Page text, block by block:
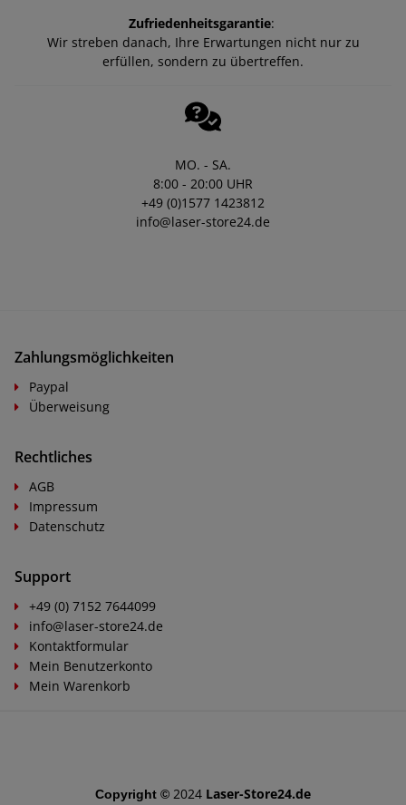
Zufriedenheitsgarantie:
Wir streben danach, Ihre Erwartungen nicht nur zu
erfüllen, sondern zu übertreffen.
MO. - SA.
8:00 - 20:00 UHR
+49 (0)1577 1423812
info@laser-store24.de
Support
+49 (0) 7152 7644099
info@laser-store24.de
Kontaktformular
Mein Benutzerkonto
Mein Warenkorb
Rechtliches
AGB
Impressum
Datenschutz
Zahlungsmöglichkeiten
Paypal
Überweisung
Copyright © 2024 Laser-Store24.de